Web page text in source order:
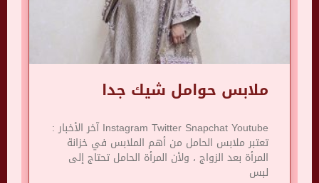
ملابس حوامل شيك جدا
Instagram Twitter Snapchat Youtube آخر الأخبار :
تعتبر ملابس الحامل من أهم الملابس في خزانة
المرأة بعد الزواج ، ولأن المرأة الحامل تحتاج إلى
لبس